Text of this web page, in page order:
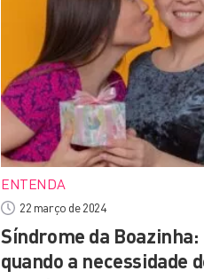
ENTENDA
22 março de 2024
Síndrome da Boazinha:
quando a necessidade